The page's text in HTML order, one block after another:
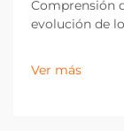
Comprensión
evolución de
acrílico PP
Ver más